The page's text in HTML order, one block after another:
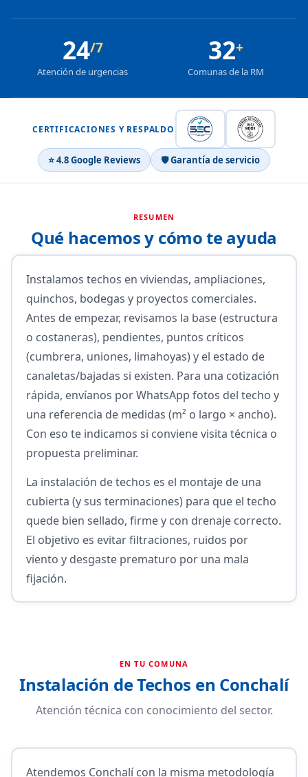
24/7
Atención de urgencias
32+
Comunas de la RM
CERTIFICACIONES Y RESPALDO
⭐ 4.8 Google Reviews 🛡 Garantía de servicio
RESUMEN
Qué hacemos y cómo te ayuda
Instalamos techos en viviendas, ampliaciones,
quinchos, bodegas y proyectos comerciales.
Antes de empezar, revisamos la base (estructura
o costaneras), pendientes, puntos críticos
(cumbrera, uniones, limahoyas) y el estado de
canaletas/bajadas si existen. Para una cotización
rápida, envíanos por WhatsApp fotos del techo y
una referencia de medidas (m² o largo × ancho).
Con eso te indicamos si conviene visita técnica o
propuesta preliminar.
La instalación de techos es el montaje de una
cubierta (y sus terminaciones) para que el techo
quede bien sellado, firme y con drenaje correcto.
El objetivo es evitar filtraciones, ruidos por
viento y desgaste prematuro por una mala
fijación.
EN TU COMUNA
Instalación de Techos en Conchalí
Atención técnica con conocimiento del sector.
Atendemos Conchalí con la misma metodología